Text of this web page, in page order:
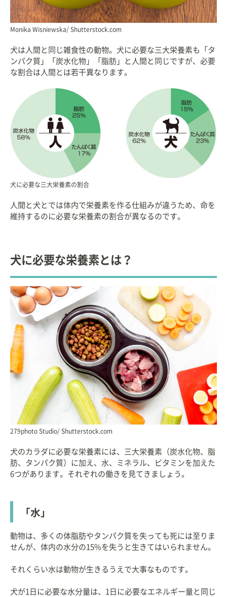
Monika Wisniewska/ Shutterstock.com
犬は人間と同じ雑食性の動物。犬に必要な三大栄養素も「タ
ンパク質」「炭水化物」「脂肪」と人間と同じですが、必要
な割合は人間とは若干異なります。
犬に必要な三大栄養素の割合
人間と犬とでは体内で栄養素を作る仕組みが違うため、命を
維持するのに必要な栄養素の割合が異なるのです。
犬に必要な栄養素とは？
279photo Studio/ Shutterstock.com
犬のカラダに必要な栄養素には、三大栄養素（炭水化物、脂
肪、タンパク質）に加え、水、ミネラル、ビタミンを加えた
6つがあります。それぞれの働きを見てきましょう。
「水」
動物は、多くの体脂肪やタンパク質を失っても死には至りま
せんが、体内の水分の15%を失うと生きてはいられません。
それくらい水は動物が生きるうえで大事なものです。
犬が1日に必要な水分量は、1日に必要なエネルギー量と同じ